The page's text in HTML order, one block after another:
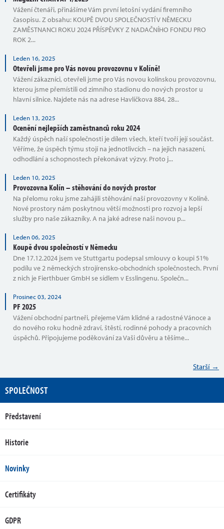
Vážení čtenáři, přinášíme Vám první letošní vydání firemního
časopisu. Z obsahu: KOUPĚ DVOU SPOLEČNOSTÍ V NĚMECKU
ZAMĚSTNANCI ROKU 2024 PŘÍSPĚVKY Z NADAČNÍHO FONDU PRO
ROK 2...
Leden 16, 2025
Otevřeli jsme pro Vás novou provozovnu v Kolíně!
Vážení zákazníci, otevřeli jsme pro Vás novou kolínskou provozovnu,
kterou jsme přemístili od zimního stadionu do nových prostor u
hlavní silnice. Najdete nás na adrese Havlíčkova 884, 28...
Leden 13, 2025
Ocenění nejlepších zaměstnanců roku 2024
Každý úspěch naší společnosti je dílem všech, kteří tvoří její součást.
Věříme, že úspěch týmu stojí na jednotlivcích – na jejich nasazení,
odhodlání a schopnostech překonávat výzvy. Proto j...
Leden 10, 2025
Provozovna Kolín – stěhování do nových prostor
Na přelomu roku jsme zahájili stěhování naší provozovny v Kolíně.
Nové prostory nám poskytnou větší možnosti pro rozvoj a lepší
služby pro naše zákazníky. A na jaké adrese naši novou p...
Leden 06, 2025
Koupě dvou společností v Německu
Dne 17.12.2024 jsem ve Stuttgartu podepsal smlouvy o koupi 51%
podílu ve 2 německých strojírensko-obchodních společnostech. První
z nich je Fierthbuer GmbH se sídlem v Esslingenu. Společn...
Prosinec 03, 2024
PF 2025
Vážení obchodní partneři, přejeme Vám klidné a radostné Vánoce a
do nového roku hodně zdraví, štěstí, rodinné pohody a pracovních
úspěchů. Připojujeme poděkování za Vaši důvěru a těšíme...
Starší →
SPOLEČNOST
Představení
Historie
Novinky
Certifikáty
GDPR